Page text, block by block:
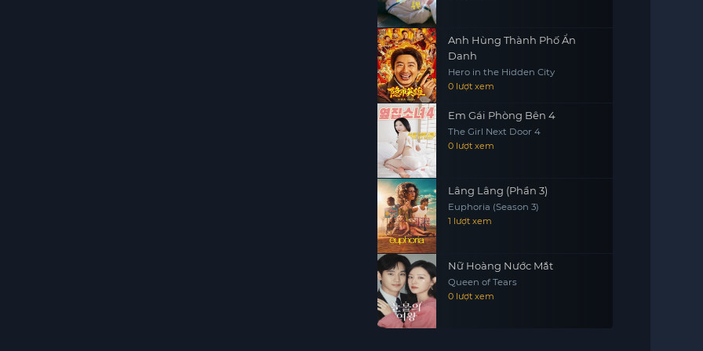
Anh Hùng Thành Phố Ẩn
Danh
Hero in the Hidden City
0 lượt xem
Em Gái Phòng Bên 4
The Girl Next Door 4
0 lượt xem
Lâng Lâng (Phần 3)
Euphoria (Season 3)
1 lượt xem
Nữ Hoàng Nước Mắt
Queen of Tears
0 lượt xem